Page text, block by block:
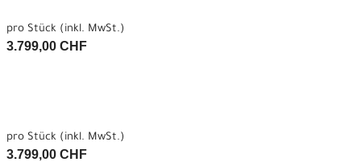
pro Stück (inkl. MwSt.)
3.799,00 CHF
pro Stück (inkl. MwSt.)
3.799,00 CHF